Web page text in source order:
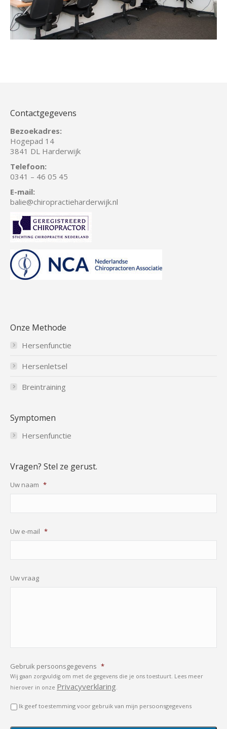
Contactgegevens
Bezoekadres:
Hogepad 14
3841 DL Harderwijk
Telefoon:
0341 – 46 05 45
E-mail:
balie@chiropractieharderwijk.nl
Onze Methode
Hersenfunctie
Hersenletsel
Breintraining
Symptomen
Hersenfunctie
Vragen? Stel ze gerust.
Uw naam *
Uw e-mail *
Uw vraag
Gebruik persoonsgegevens *
Wij gaan zorgvuldig om met de gegevens die je ons toestuurt. Lees meer
hierover in onze Privacyverklaring.
Ik geef toestemming voor gebruik van mijn persoonsgegevens